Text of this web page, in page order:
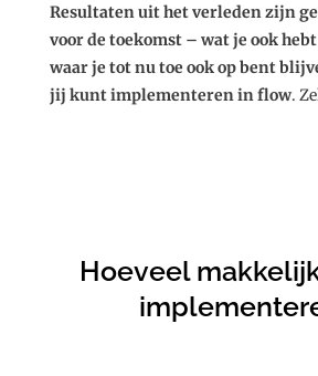
Resultaten uit het verleden zijn
voor de toekomst – wat je ook
waar je tot nu toe ook op bent
jij kunt implementeren in flow.
Hoeveel